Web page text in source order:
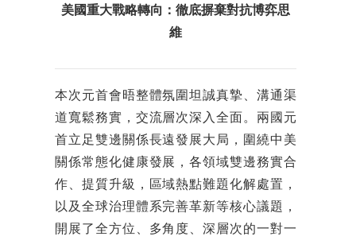
美國重大戰略轉向：徹底摒棄對抗博弈思
維
本次元首會晤整體氛圍坦誠真摯、溝通渠
道寬鬆務實，交流層次深入全面。兩國元
首立足雙邊關係長遠發展大局，圍繞中美
關係常態化健康發展，各領域雙邊務實合
作、提質升級，區域熱點難題化解處置，
以及全球治理體系完善革新等核心議題，
開展了全方位、多角度、深層次的一對一